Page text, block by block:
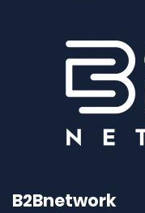
B2Bnetwork